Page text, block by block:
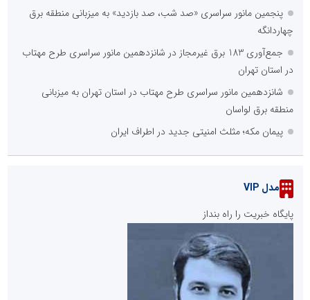
پنجمین مانور سراسری «صد شب، صد بازدید» به میزبانی منطقه برق
چهاردانگه
جمع‌آوری 183 برق غیرمجاز در شانزدهمین مانور سراسری طرح مهتاب
در استان تهران
شانزدهمین مانور سراسری طرح مهتاب در استان تهران به میزبانی
منطقه برق لواسان
پیمان مکه؛ مثلث امنیتی جدید در اطراف ایران
مدل VIP
پایگاه خبریت را راه بنداز